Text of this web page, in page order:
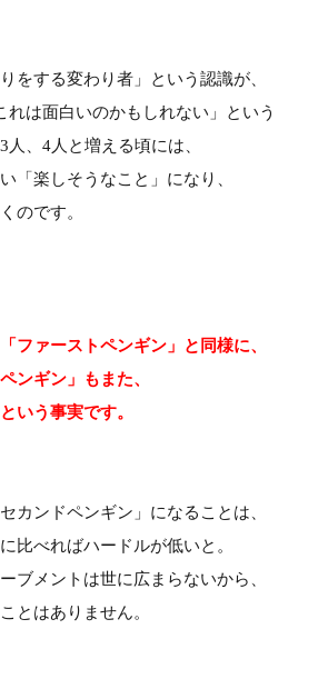
をする変わり者」という認識が、
れは面白いのかもしれない」という
、4人と増える頃には、
「楽しそうなこと」になり、
のです。
ファーストペンギン」と同様に、
ンギン」もまた、
いう事実です。
カンドペンギン」になることは、
比べればハードルが低いと。
ブメントは世に広まらないから、
とはありません。